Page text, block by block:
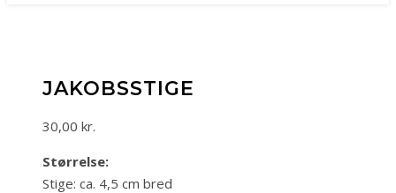
JAKOBSSTIGE
30,00 kr.
Størrelse:
Stige: ca. 4,5 cm bred